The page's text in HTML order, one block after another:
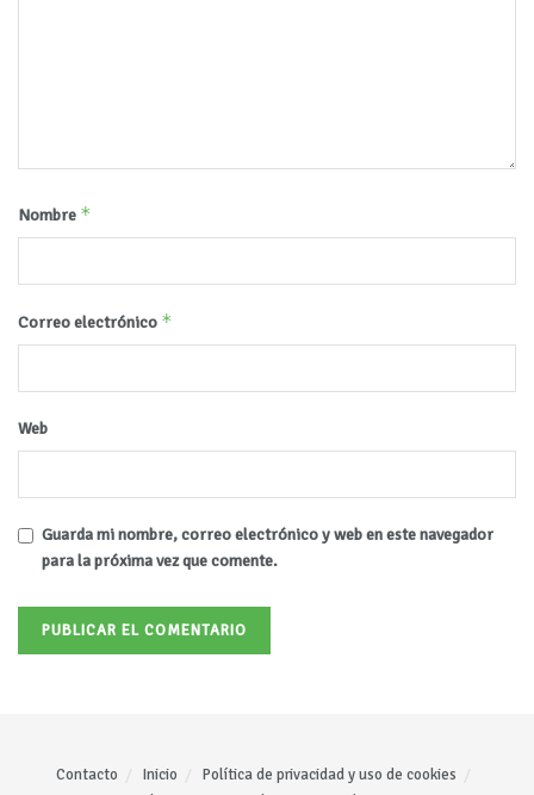
Nombre *
Correo electrónico *
Web
Guarda mi nombre, correo electrónico y web en este navegador
para la próxima vez que comente.
Contacto Inicio
Política de privacidad y uso de cookies